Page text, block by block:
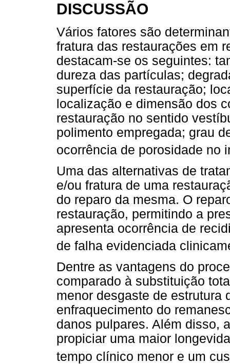
DISCUSSÃO
Vários fatores são
fratura das restaurações em
destacam-se os seguintes:
dureza das partículas;
superfície da restauração;
localização e dimensão dos
restauração no sentido
polimento empregada; grau
ocorrência de porosidade no
Uma das alternativas de
e/ou fratura de uma
do reparo da mesma. O
restauração, permitindo a
apresenta ocorrência de
de falha evidenciada
Dentre as vantagens do
comparado à substituição
menor desgaste de estrutura
enfraquecimento do
danos pulpares. Além disso,
propiciar uma maior
tempo clínico menor e um